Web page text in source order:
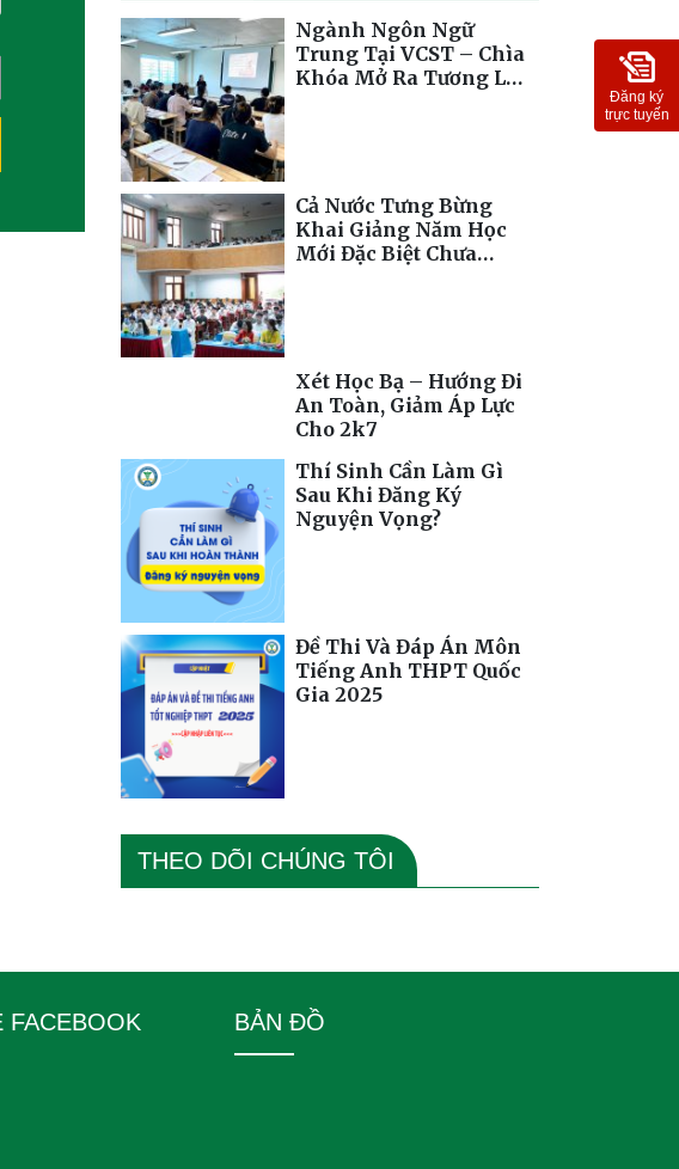
Ngành Ngôn Ngữ
Trung Tại VCST – Chìa
Khóa Mở Ra Tương Lai
Cả Nước Tưng Bừng
Khai Giảng Năm Học
Mới Đặc Biệt Chưa
Xét Học Bạ – Hướng Đi
An Toàn, Giảm Áp Lực
Cho 2k7
Thí Sinh Cần Làm Gì
Sau Khi Đăng Ký
Nguyện Vọng?
Đề Thi Và Đáp Án Môn
Tiếng Anh THPT Quốc
Gia 2025
THEO DÕI CHÚNG TÔI
FACEBOOK BẢN ĐỒ
Đăng ký
trực tuyến